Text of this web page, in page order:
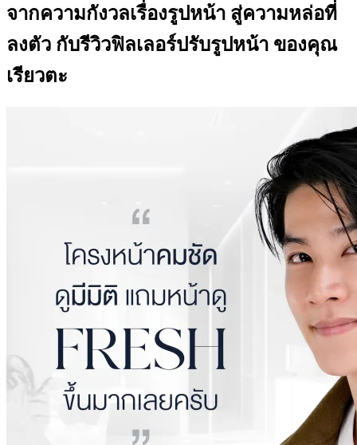
จากความกังวลเรื่องรูปหน้า สู่ความหล่อที่
ลงตัว กับรีวิวฟิลเลอร์ปรับรูปหน้า ของคุณ
เรียวตะ